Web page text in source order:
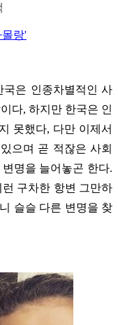
몰랑'
국은 인종차별적인 사
다, 하지만 한국은 인
못했다, 다만 이제서
으며 곧 적잖은 사회
명을 늘어놓곤 한다.
구차한 항변 그만하
슬슬 다른 변명을 찾